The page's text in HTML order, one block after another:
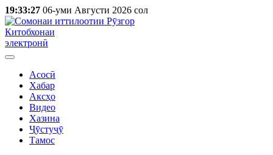
19:33:27 06-уми Августи 2026 сол
Китобхонаи
электронӣ
Асосӣ
Хабар
Аксҳо
Видео
Хазина
Ҷӯстуҷӯ
Тамос